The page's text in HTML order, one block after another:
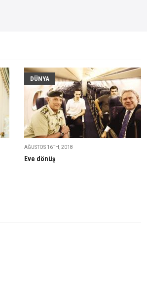
DÜNYA
AĞUSTOS 16TH, 2018
Eve dönüş